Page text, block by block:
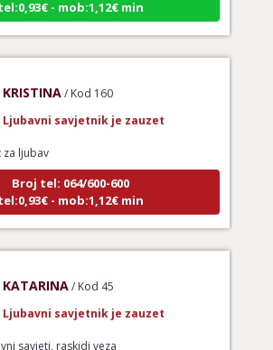
ljubav
Broj tel: 064/600-600
tel:0,93€ - mob:1,12€ min
savjeti, raskidi veza